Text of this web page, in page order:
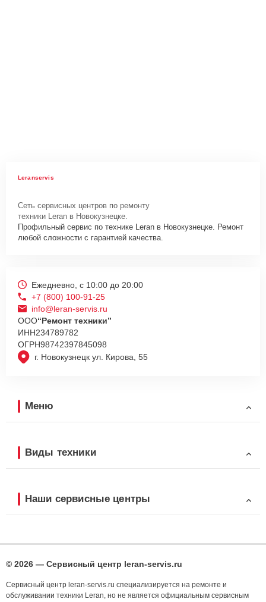
Leranservis
Сеть сервисных центров по ремонту
техники Leran в Новокузнецке.
Профильный сервис по технике Leran в Новокузнецке. Ремонт
любой сложности с гарантией качества.
г. Новокузнецк ул. Кирова, 55
Ежедневно, с 10:00 до 20:00
+7 (800) 100-91-25
info@leran-servis.ru
ООО“Ремонт техники”
ИНН234789782
ОГРН98742397845098
Меню
Виды техники
Наши сервисные центры
© 2026 — Сервисный центр leran-servis.ru
Сервисный центр leran-servis.ru специализируется на ремонте и
обслуживании техники Leran, но не является официальным сервисным